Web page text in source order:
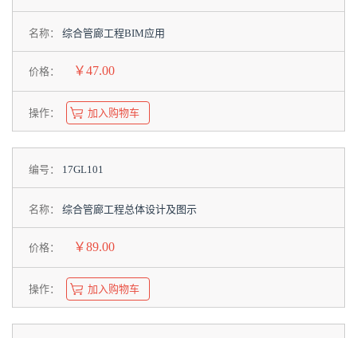
名称： 综合管廊工程BIM应用
价格： ￥47.00
操作： 加入购物车
编号： 17GL101
名称： 综合管廊工程总体设计及图示
价格： ￥89.00
操作： 加入购物车